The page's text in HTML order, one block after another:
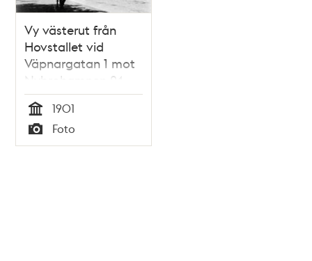
Vy västerut från
Hovstallet vid
Väpnargatan 1 mot
Nybrohamnen 24
(Källaren Flaggen)
och Nybrogatan 1 i
fonden. Nuvarande
Nybroplan med
Tid
1901
Typ
Foto